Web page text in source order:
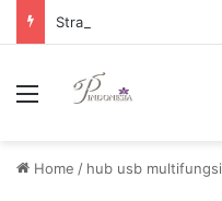
Menu
Home / hub usb multifungsi